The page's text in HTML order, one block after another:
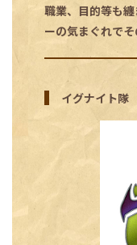
職業、目的等も
ーの気まぐれでそ
イグナイト